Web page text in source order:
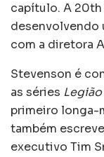
capítulo. A
desenvolvendo
com a diretora
Stevenson é
as séries Legião
primeiro longa-
também
executivo Tim